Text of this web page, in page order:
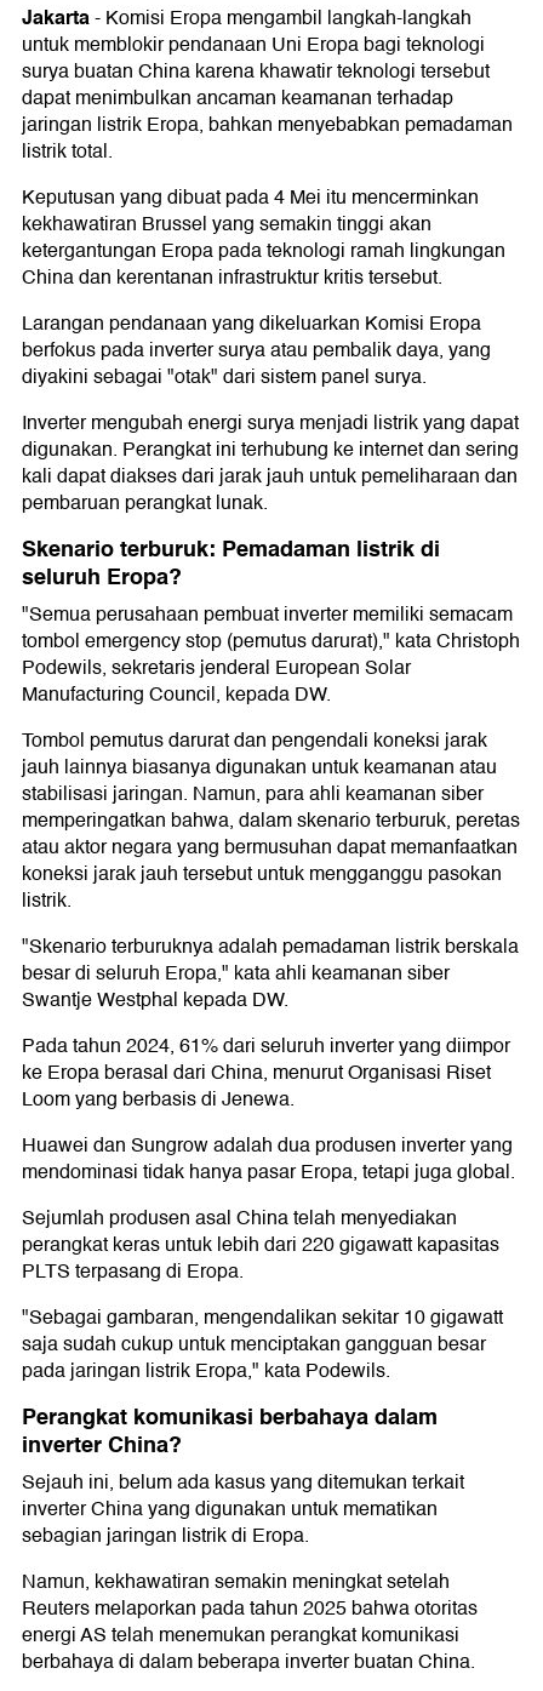
Jakarta-Komisi Eropa mengambil langkah-langkah
untuk memblokir pendanaan Uni Eropa bagi teknologi
surya buatan China karena khawatir teknologi tersebut
dapat menimbulkan ancaman keamanan terhadap
jaringan listrik Eropa, bahkan menyebabkan pemadaman
listrik total.
Keputusan yang dibuat pada 4 Mei itu mencerminkan
kekhawatiran Brussel yang semakin tinggi akan
ketergantungan Eropa pada teknologi ramah lingkungan
China dan kerentanan infrastruktur kritis tersebut.
Larangan pendanaan yang dikeluarkan Komisi Eropa
berfokus pada inverter surya atau pembalik daya, yang
diyakini sebagai "otak" dari sistem panel surya.
Inverter mengubah energi surya menjadi listrik yang dapat
digunakan. Perangkat ini terhubung ke internet dan sering
kali dapat diakses dari jarak jauh untuk pemeliharaan dan
pembaruan perangkat lunak.
Skenario terburuk: Pemadaman listrik di
seluruh Eropa?
"Semua perusahaan pembuat inverter memiliki semacam
tombol emergency stop (pemutus darurat)," kata Christoph
Podewils, sekretaris jenderal European Solar
Manufacturing Council, kepada DW.
Tombol pemutus darurat dan pengendali koneksi jarak
jauh lainnya biasanya digunakan untuk keamanan atau
stabilisasi jaringan. Namun, para ahli keamanan siber
memperingatkan bahwa, dalam skenario terburuk, peretas
atau aktor negara yang bermusuhan dapat memanfaatkan
koneksi jarak jauh tersebut untuk mengganggu pasokan
listrik.
"Skenario terburuknya adalah pemadaman listrik berskala
besar di seluruh Eropa," kata ahli keamanan siber
Swantje Westphal kepada DW.
Pada tahun 2024, 61% dari seluruh inverter yang diimpor
ke Eropa berasal dari China, menurut Organisasi Riset
Loom yang berbasis di Jenewa.
Huawei dan Sungrow adalah dua produsen inverter yang
mendominasi tidak hanya pasar Eropa, tetapi juga global.
Sejumlah produsen asal China telah menyediakan
perangkat keras untuk lebih dari 220 gigawatt kapasitas
PLTS terpasang di Eropa.
"Sebagai gambaran, mengendalikan sekitar 10 gigawatt
saja sudah cukup untuk menciptakan gangguan besar
pada jaringan listrik Eropa," kata Podewils.
Perangkat komunikasi berbahaya dalam
inverter China?
Sejauh ini, belum ada kasus yang ditemukan terkait
inverter China yang digunakan untuk mematikan
sebagian jaringan listrik di Eropa.
Namun, kekhawatiran semakin meningkat setelah
Reuters melaporkan pada tahun 2025 bahwa otoritas
energi AS telah menemukan perangkat komunikasi
berbahaya di dalam beberapa inverter buatan China.